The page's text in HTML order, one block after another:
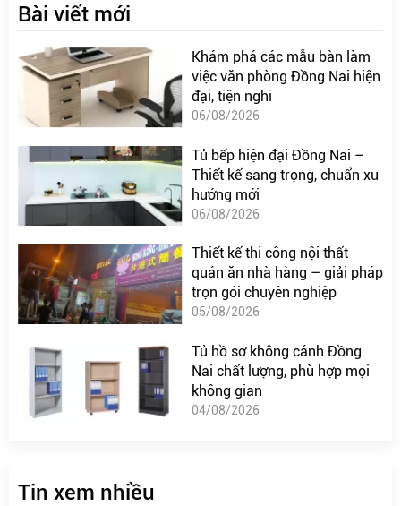
Bài viết mới
Khám phá các mẫu bàn làm
việc văn phòng Đồng Nai hiện
đại, tiện nghi
06/08/2026
Tủ bếp hiện đại Đồng Nai –
Thiết kế sang trọng, chuẩn xu
hướng mới
06/08/2026
Thiết kế thi công nội thất
quán ăn nhà hàng – giải pháp
trọn gói chuyên nghiệp
05/08/2026
Tủ hồ sơ không cánh Đồng
Nai chất lượng, phù hợp mọi
không gian
04/08/2026
Tin xem nhiều